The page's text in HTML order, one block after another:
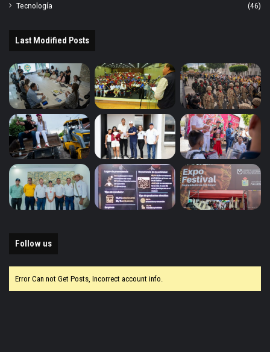
Tecnología
(46)
Last Modified Posts
Follow us
Error Can not Get Posts, Incorrect account info.